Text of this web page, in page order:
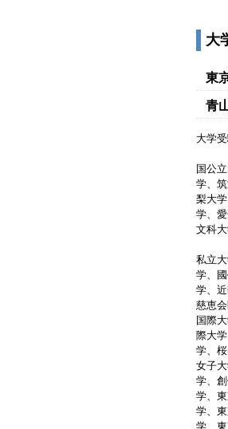
大
東
青
大学
国公
学、
梨大
学、
文科
私立
学、
学、
慈恵
国際
際大
学、
女子
学、
学、
学、
学、